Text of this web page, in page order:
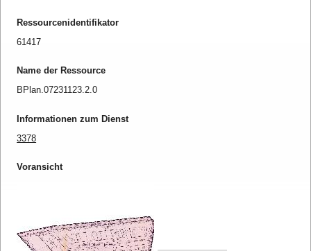
Ressourcenidentifikator
61417
Name der Ressource
BPlan.07231123.2.0
Informationen zum Dienst
3378
Voransicht